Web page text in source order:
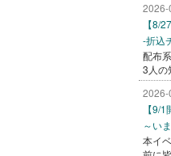
【8/
-折込
配布
3人
2026-
【9/
～い
本イ